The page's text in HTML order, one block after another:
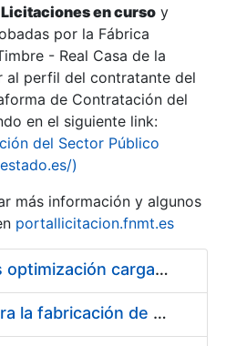
Licitaciones en curso y
por la Fábrica
- Real Casa de la
al perfil del contratante del
de Contratación del
en el siguiente link:
del Sector Público
)
más información y algunos
portallicitacion.fnmt.es
Pliego condiciones optimización cargas compras firmado
Acuerdo marco para la fabricación de piezas